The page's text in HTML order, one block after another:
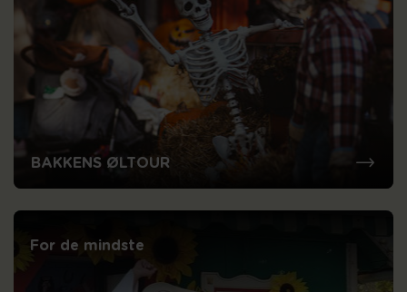
BAKKENS ØLTOUR
For de mindste